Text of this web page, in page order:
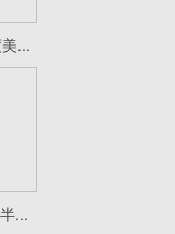
...
...